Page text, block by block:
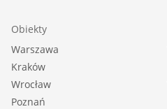
Obiekty
Warszawa
Kraków
Wrocław
Poznań